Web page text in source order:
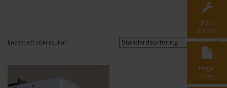
Begär
offert
Boka
service
Endast ett sökresultat